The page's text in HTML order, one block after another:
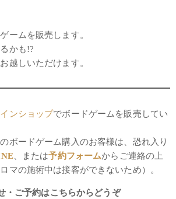
ームを販売します。
かも!?
越しいただけます。
ンショップでボードゲームを販売してい
ボードゲーム購入のお客様は、恐れ入り
、または予約フォームからご連絡の上
マの施術中は接客ができないため）。
・ご予約はこちらからどうぞ